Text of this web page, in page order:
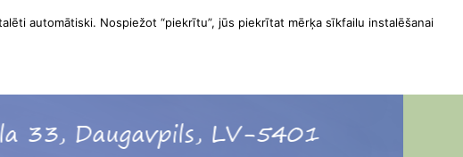
automātiski. Nospiežot “piekrītu”, jūs piekrītat mērķa sīkfailu instalēšanai